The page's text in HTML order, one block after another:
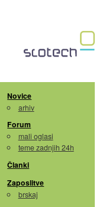
Novice
arhiv
Forum
mali oglasi
teme zadnjih 24h
Članki
Zaposlitve
brskaj